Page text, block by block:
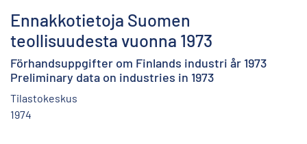
Ennakkotietoja Suomen
teollisuudesta vuonna 1973
Förhandsuppgifter om Finlands industri år 1973
Preliminary data on industries in 1973
Tilastokeskus
1974